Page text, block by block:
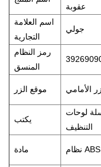
عقوبة
اسم العلامة
التجارية
جولي
رمز النظام
المنسق
موقع الزر الأمامي
يكتب
لوحات
التنظيف
مادة نظام ABS